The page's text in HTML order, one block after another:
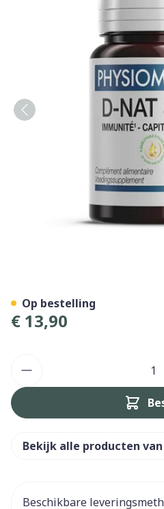
€ 13,90
Op bestelling
Bekijk alle producten
Beschikbare